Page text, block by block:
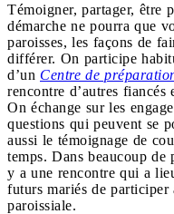
Témoigner, partager, être
démarche ne pourra que
paroisses, les façons de
différer. On participe
d’un Centre de
rencontre d’autres fiancés
On échange sur les
questions qui peuvent se
aussi le témoignage de
temps. Dans beaucoup de
y a une rencontre qui a
futurs mariés de participer
paroissiale.